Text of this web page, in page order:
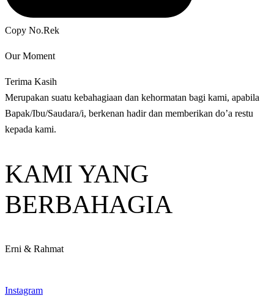
Copy No.Rek
Our Moment
Terima Kasih
Merupakan suatu kebahagiaan dan kehormatan bagi kami, apabila
Bapak/Ibu/Saudara/i, berkenan hadir dan memberikan do’a restu
kepada kami.
KAMI YANG
BERBAHAGIA
Erni & Rahmat
Instagram